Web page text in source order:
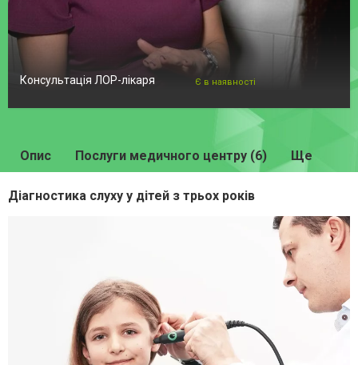
Консультація ЛОР-лікаря Є в наявності
Опис Послуги медичного центру (6) Ще
Діагностика слуху у дітей з трьох років